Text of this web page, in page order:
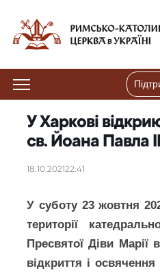
У Харкові
св. Йоана Павла II
18.10.202122:41
У суботу 23 жовтня
території
Пресвятої Діви Марії
відкриття і